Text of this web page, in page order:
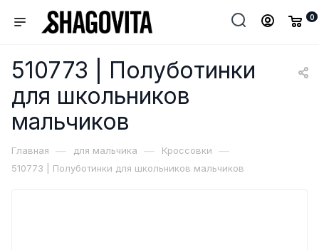
0
510773 | Полуботинки
для школьников
мальчиков
Главная — для мальчика — Кроссовки —
510773 | Полуботинки для школьников мальчиков